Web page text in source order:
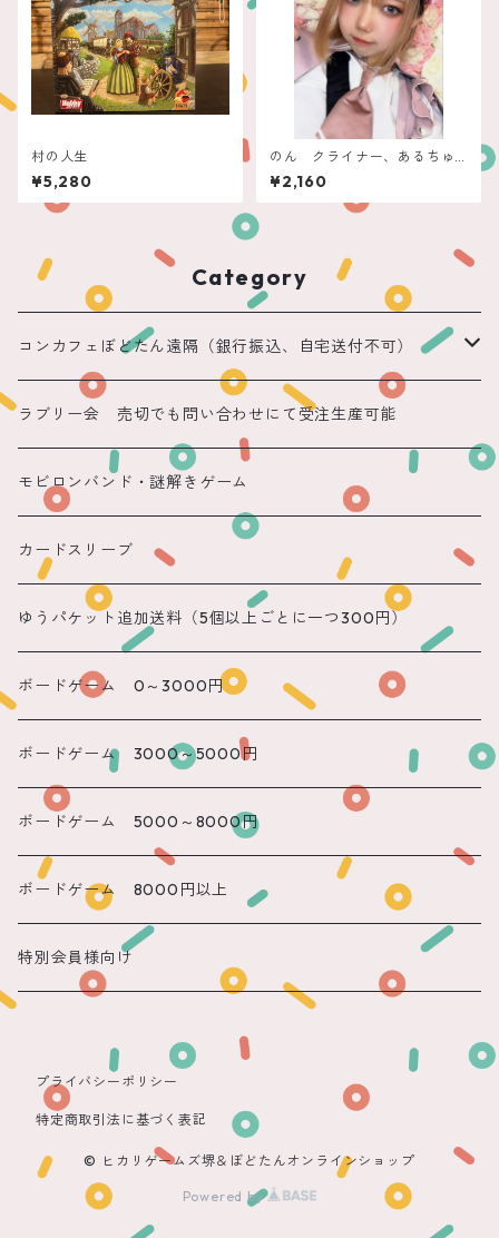
村の人生
¥5,280
のん クライナー、あるちゅ
ーる
¥2,160
Category
コンカフェぼどたん遠隔（銀行振込、自宅送付不可）
遠隔 ちほまる
遠隔 ねこ
遠隔 あまね
遠隔 りん
遠隔 のん
遠隔 かのん
遠隔 もね
ラブリー会 売切でも問い合わせにて受注生産可能
モビロンバンド・謎解きゲーム
カードスリーブ
ゆうパケット追加送料（5個以上ごとに一つ300円）
ボードゲーム 0～3000円
ボードゲーム 3000～5000円
ボードゲーム 5000～8000円
ボードゲーム 8000円以上
特別会員様向け
プライバシーポリシー
特定商取引法に基づく表記
© ヒカリゲームズ堺＆ぼどたんオンラインショップ
Powered by